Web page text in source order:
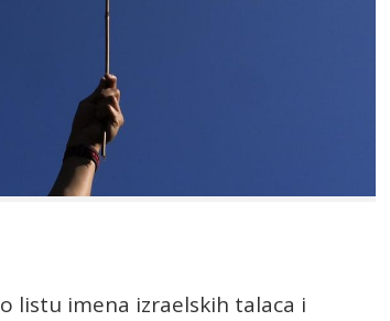
listu imena izraelskih talaca i